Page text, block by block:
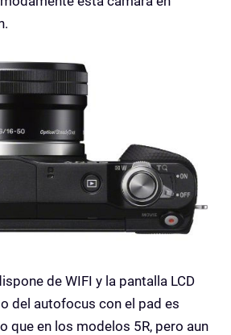
de WIFI y la pantalla LCD
del autofocus con el pad es
que en los modelos 5R, pero aun